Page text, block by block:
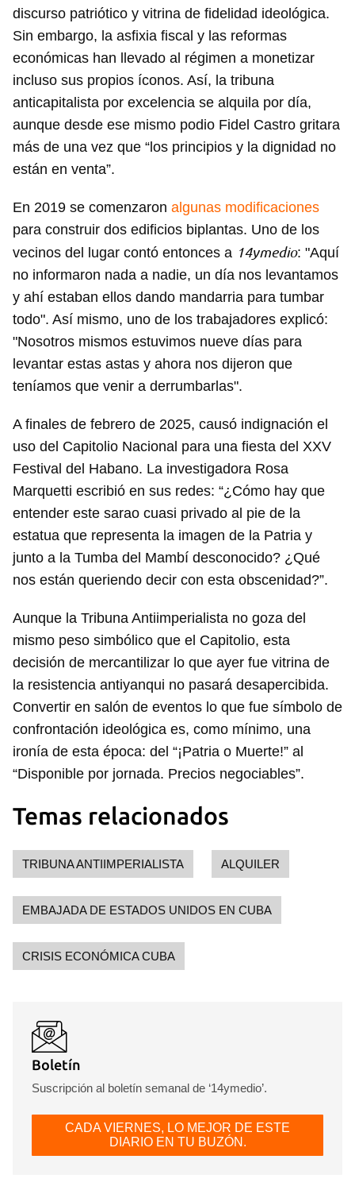
Guardar como favorito
Para poder guardar como favorito, primero has de
iniciar sesión con tu cuenta de 14ymedio.
discurso patriótico y vitrina de fidelidad ideológica.
Sin embargo, la asfixia fiscal y las reformas
económicas han llevado al régimen a monetizar
incluso sus propios íconos. Así, la tribuna
anticapitalista por excelencia se alquila por día,
aunque desde ese mismo podio Fidel Castro gritara
más de una vez que “los principios y la dignidad no
están en venta”.
En 2019 se comenzaron algunas modificaciones
para construir dos edificios biplantas. Uno de los
vecinos del lugar contó entonces a 14ymedio: "Aquí
no informaron nada a nadie, un día nos levantamos
y ahí estaban ellos dando mandarria para tumbar
todo". Así mismo, uno de los trabajadores explicó:
"Nosotros mismos estuvimos nueve días para
levantar estas astas y ahora nos dijeron que
teníamos que venir a derrumbarlas".
A finales de febrero de 2025, causó indignación el
uso del Capitolio Nacional para una fiesta del XXV
Festival del Habano. La investigadora Rosa
Marquetti escribió en sus redes: “¿Cómo hay que
entender este sarao cuasi privado al pie de la
estatua que representa la imagen de la Patria y
junto a la Tumba del Mambí desconocido? ¿Qué
nos están queriendo decir con esta obscenidad?”.
Aunque la Tribuna Antiimperialista no goza del
mismo peso simbólico que el Capitolio, esta
decisión de mercantilizar lo que ayer fue vitrina de
la resistencia antiyanqui no pasará desapercibida.
Convertir en salón de eventos lo que fue símbolo de
confrontación ideológica es, como mínimo, una
ironía de esta época: del “¡Patria o Muerte!” al
“Disponible por jornada. Precios negociables”.
Temas relacionados
TRIBUNA ANTIIMPERIALISTA ALQUILER
EMBAJADA DE ESTADOS UNIDOS EN CUBA
CRISIS ECONÓMICA CUBA
Boletín
Suscripción al boletín semanal de ‘14ymedio’.
CADA VIERNES, LO MEJOR DE ESTE
DIARIO EN TU BUZÓN.